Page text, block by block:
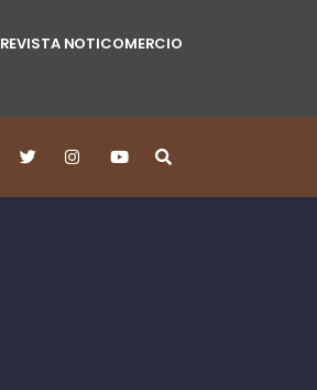
REVISTA NOTICOMERCIO